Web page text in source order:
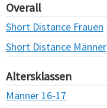
Overall
Short Distance Frauen
Short Distance Männer
Altersklassen
Männer 16-17